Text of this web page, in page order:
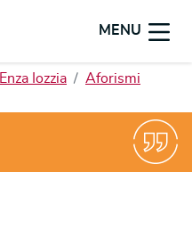
MENU
Enza Iozzia
Aforismi